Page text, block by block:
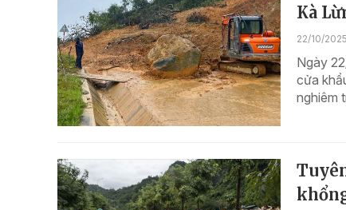
Kà
22/10/
Ngày
cửa
nghiêm